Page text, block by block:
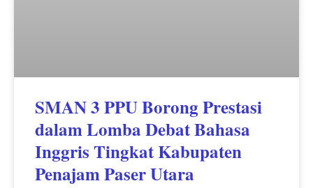
SMAN 3 PPU Borong Prestasi
dalam Lomba Debat Bahasa
Inggris Tingkat Kabupaten
Penajam Paser Utara